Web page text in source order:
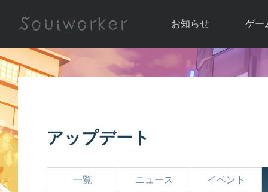
お知らせ
お知らせ一覧
ゲー
ソウ
アップデート
一覧 ニュース イベント